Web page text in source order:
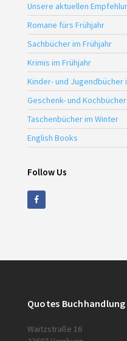
Unsere aktuellen
Romane fürs Frühjahr
Sachbücher im Frühjahr
Krimis im Frühjahr
Kinder- und Jugendbücher
Geschenk- und
Taschenbücher im Winter
English Books
Follow Us
Quotes Buchhandlung
Waitzstraße 16